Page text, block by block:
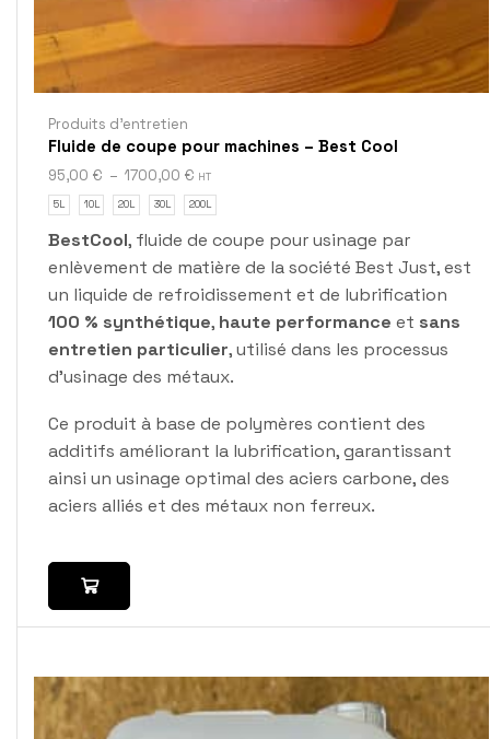
Produits d'entretien
Fluide de coupe pour machines – Best Cool
95,00 € – 1700,00 € HT
5L 10L 20L 30L 200L
BestCool, fluide de coupe pour usinage par
enlèvement de matière de la société Best Just, est
un liquide de refroidissement et de lubrification
100 % synthétique, haute performance et sans
entretien particulier, utilisé dans les processus
d’usinage des métaux.
Ce produit à base de polymères contient des
additifs améliorant la lubrification, garantissant
ainsi un usinage optimal des aciers carbone, des
aciers alliés et des métaux non ferreux.